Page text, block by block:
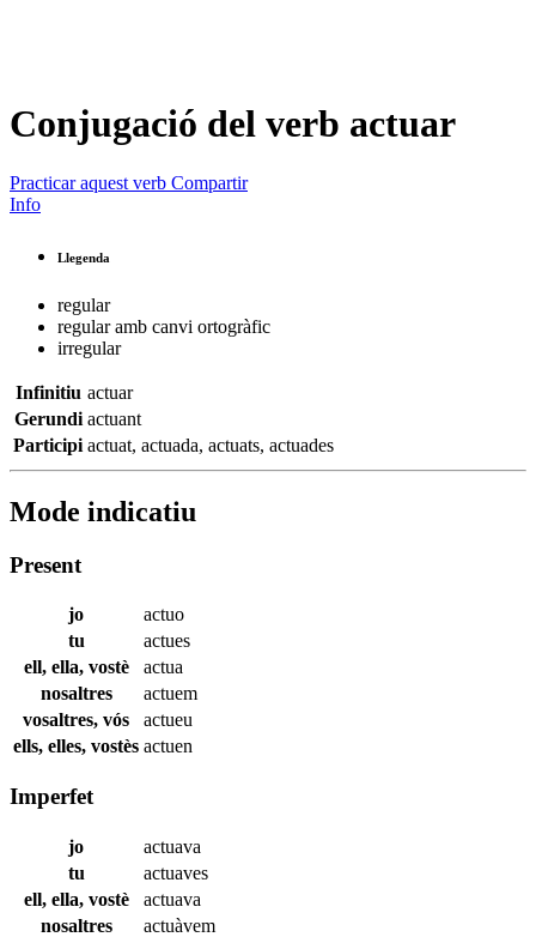
Conjugació del verb actuar
Practicar aquest verb Compartir
Info
Llegenda
regular
regular amb canvi ortogràfic
irregular
Infinitiu actuar
Gerundi actuant
Participi actuat, actuada, actuats, actuades
Mode indicatiu
Present
jo
actuo
tu
actues
ell, ella, vostè
actua
nosaltres
actuem
vosaltres, vós
actueu
ells, elles, vostès actuen
Imperfet
jo
actuava
tu
actuaves
ell, ella, vostè
actuava
nosaltres
actuàvem